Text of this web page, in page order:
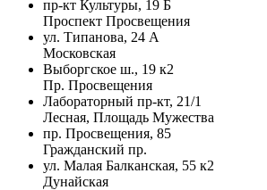
пр-кт Культуры, 19 Б
Проспект Просвещения
ул. Типанова, 24 А
Московская
Выборгское ш., 19 к2
Пр. Просвещения
Лабораторный пр-кт, 21/1
Лесная, Площадь Мужества
пр. Просвещения, 85
Гражданский пр.
ул. Малая Балканская, 55 к2
Дунайская